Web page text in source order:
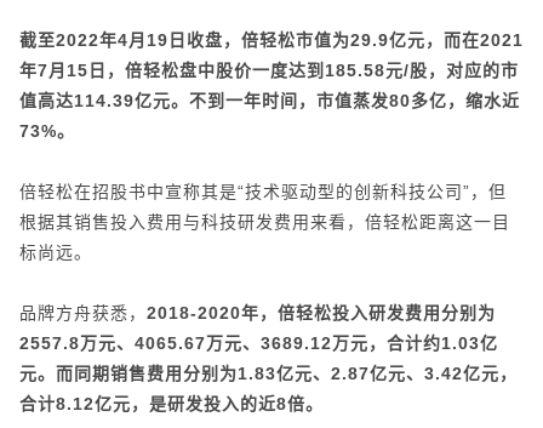
截至2022年4月19日收盘，倍轻松市值为29.9亿元，而在2021
年7月15日，倍轻松盘中股价一度达到185.58元/股，对应的市
值高达114.39亿元。不到一年时间，市值蒸发80多亿，缩水近
73%。
倍轻松在招股书中宣称其是“技术驱动型的创新科技公司”，但
根据其销售投入费用与科技研发费用来看，倍轻松距离这一目
标尚远。
品牌方舟获悉， 2018-2020年，倍轻松投入研发费用分别为
2557.8万元、4065.67万元、3689.12万元，合计约1.03亿
元。而同期销售费用分别为1.83亿元、2.87亿元、3.42亿元，
合计8.12亿元，是研发投入的近8倍。